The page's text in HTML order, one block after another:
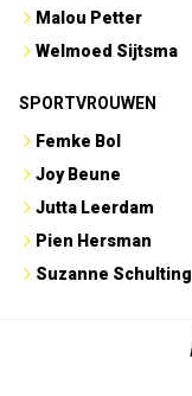
Malou Petter
Welmoed Sijtsma
SPORTVROUWEN
Femke Bol
Joy Beune
Jutta Leerdam
Pien Hersman
Suzanne Schulting